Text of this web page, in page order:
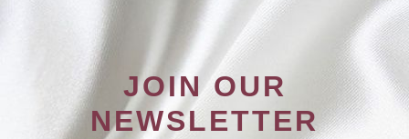
JOIN OUR
NEWSLETTER